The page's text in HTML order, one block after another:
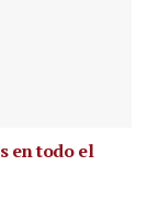
en todo el